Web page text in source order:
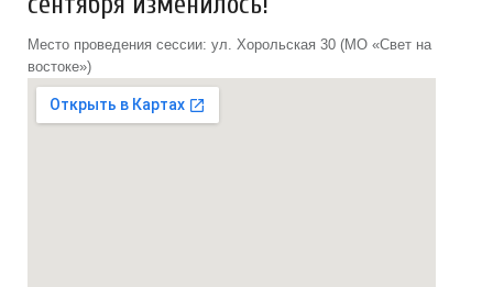
Место проведения сессии: ул. Хорольская 30 (МО «Свет на
востоке»)